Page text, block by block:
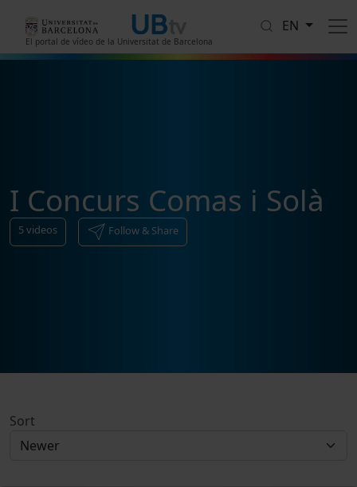
El portal de vídeo de la Universitat de Barcelona
EN
I Concurs Comas i Solà
5videos Follow & Share
Sort